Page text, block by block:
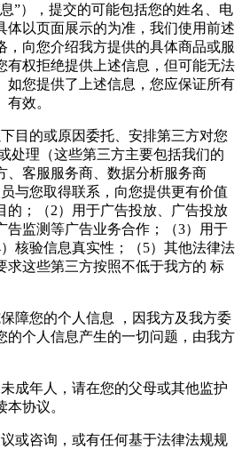
”），提交的可能包括您的姓名、电
体以页面展示的为准，我们使用前述
，向您介绍我方提供的具体商品或服
有权拒绝提供上述信息，但可能无法
如您提供了上述信息，您应保证所有
效。
目的或原因委托、安排第三方对您
处理（这些第三方主要包括我们的
、客服服务商、数据分析服务商
与您取得联系，向您提供更有价值
的；（2）用于广告投放、广告投放
告监测等广告业务合作；（3）用于
核验信息真实性；（5）其他法律法
求这些第三方按照不低于我方的 标
障您的个人信息 ，因我方及我方委
的个人信息产生的一切问题，由我方
成年人，请在您的父母或其他监护
协议。
或咨询，或有任何基于法律法规规